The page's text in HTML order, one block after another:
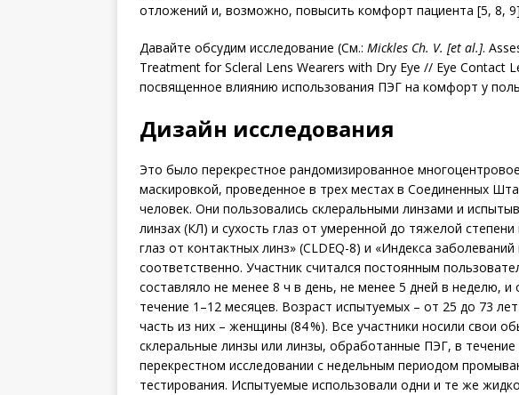
отложений и, возможно, повысить комфорт пациента [5, 8,
Давайте обсудим ис­следо­ва­ние (См.: Mickles Ch. V. [et al.].
Treatment for Scleral Lens Wearers with Dry Eye // Eye Contact
посвященное влиянию ис­поль­­­зо­вания ПЭГ на комфорт у
Дизайн исследования
Это было перекрестное рандомизированное
маскировкой, проведенное в трех местах в Соединенных
человек. Они пользовались склеральны­ми линзами и
линзах (КЛ) и сухость глаз от умеренной до тяжелой
глаз от контактных линз» (CLDEQ-8) и «Индекса
соответственно. Участник считался постоянным
составляло не менее 8 ч в день, не менее 5 дней в неделю,
течение 1–12 месяцев. Возраст испытуемых – от 25 до 73
часть из них – женщины (84 %). Все участники носили свои
склеральные линзы или линзы, обработанные ПЭГ, в
перекрестном исследовании с недельным периодом
тестирования. Испытуемые использовали одни и те же